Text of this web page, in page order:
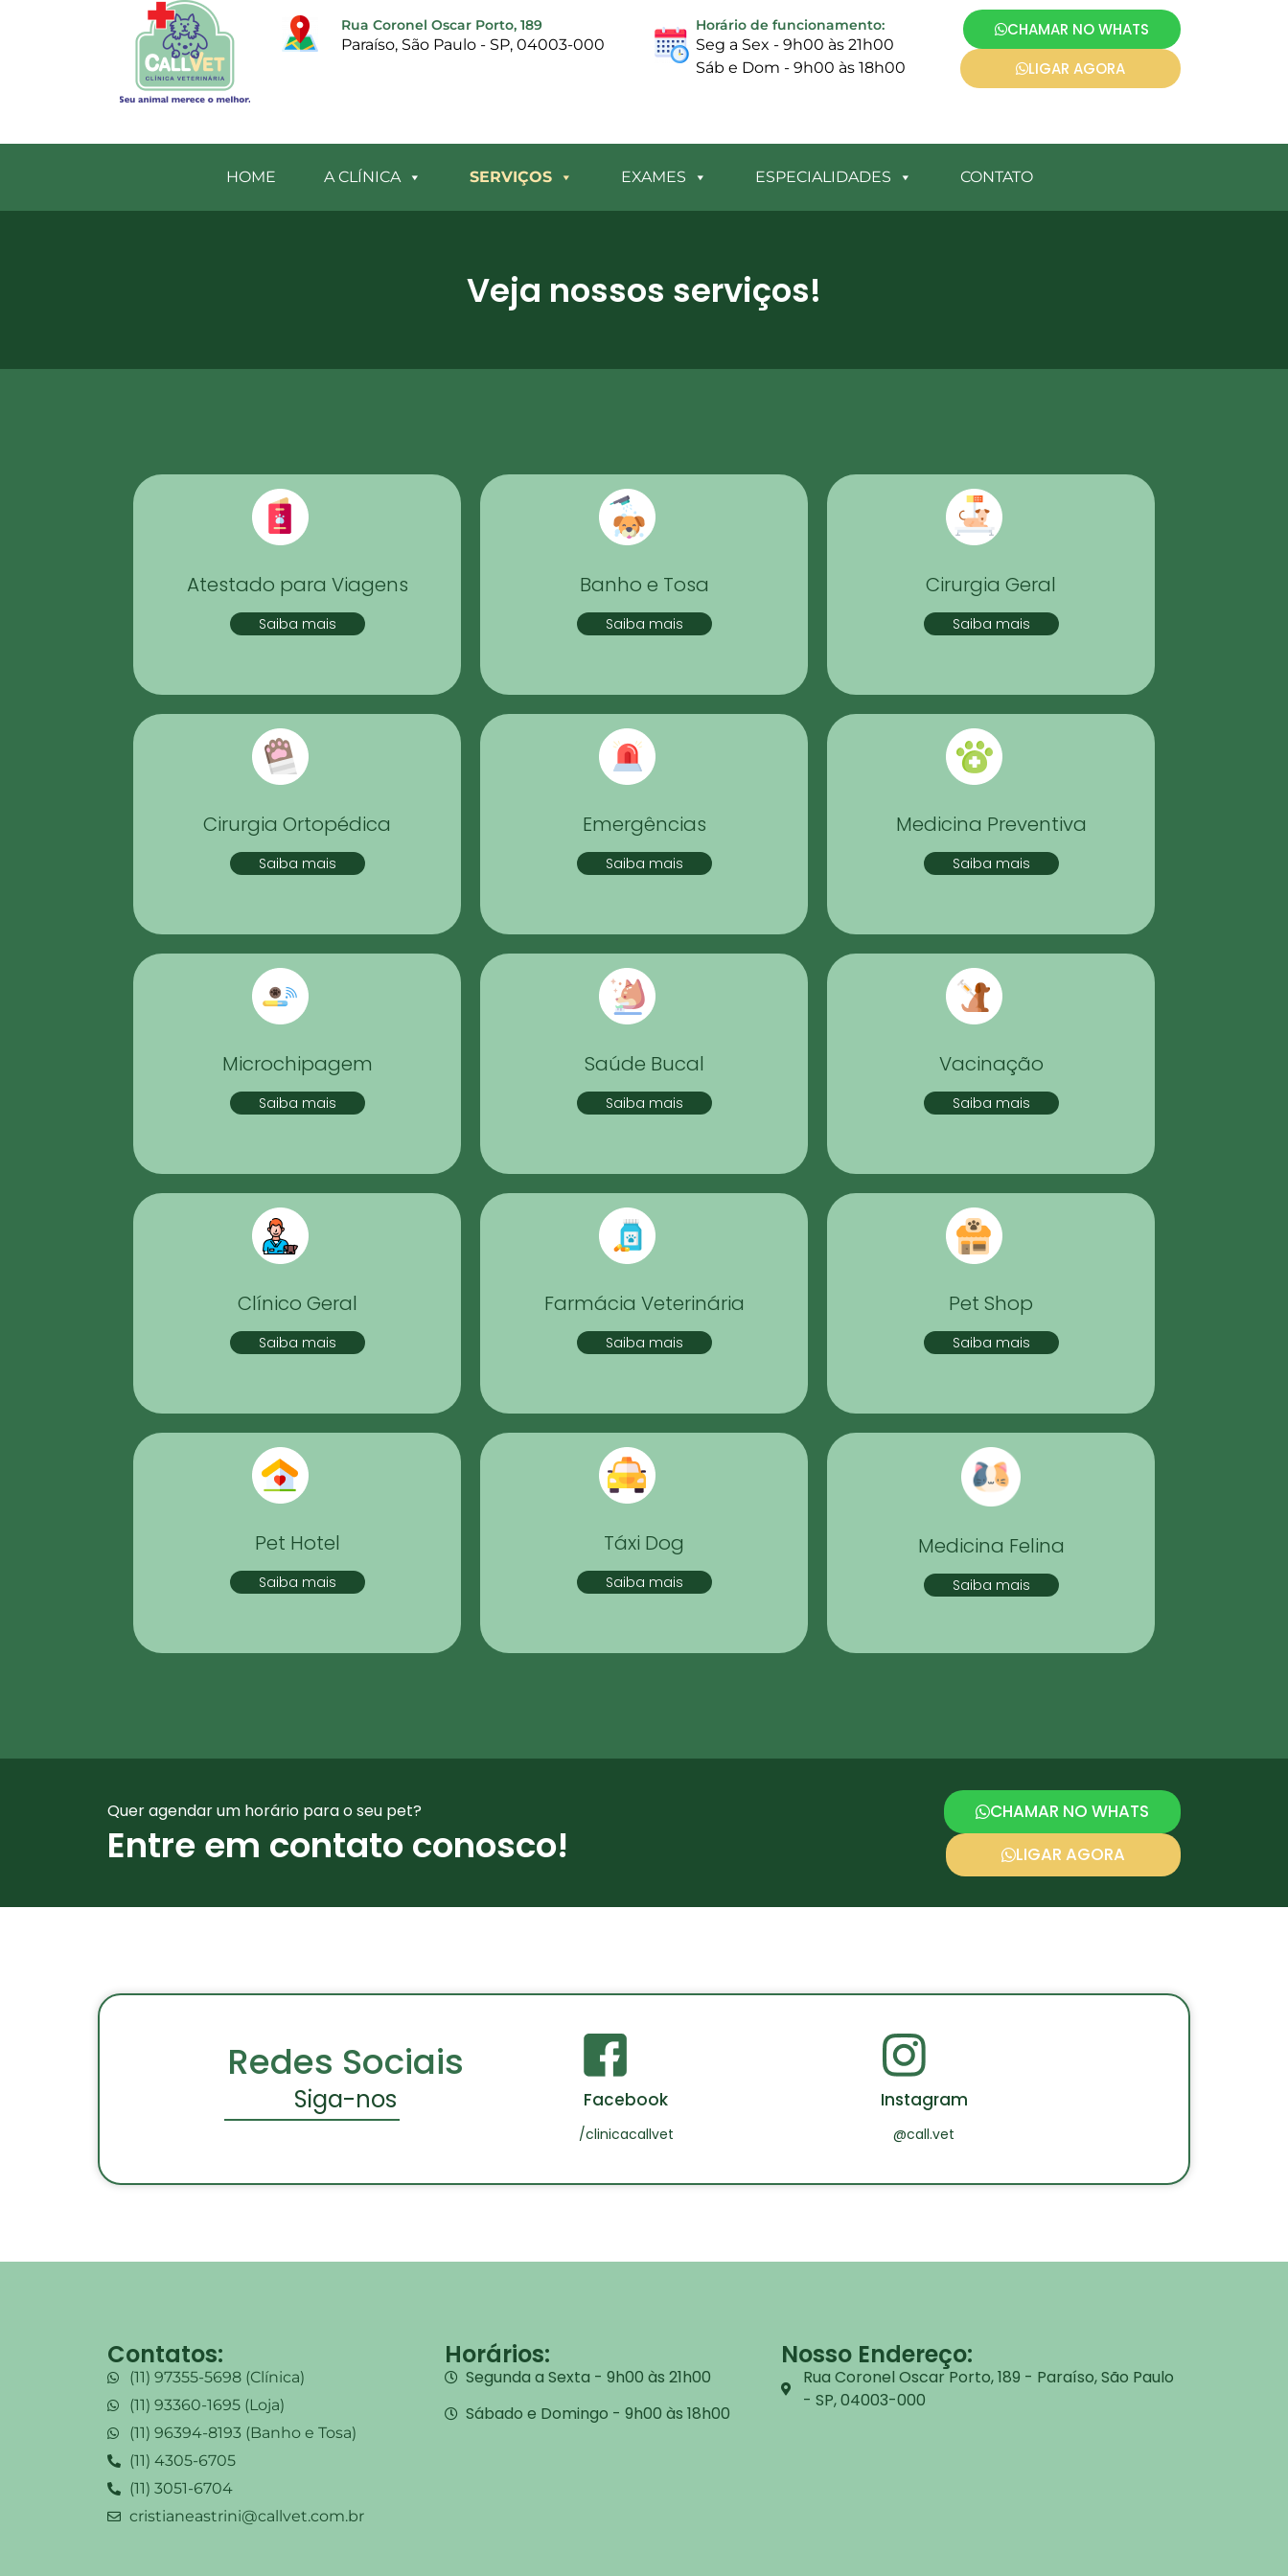
Rua Coronel Oscar Porto, 189
Paraíso, São Paulo - SP, 04003-000
Horário de funcionamento:
Seg a Sex - 9h00 às 21h00
Sáb e Dom - 9h00 às 18h00
CHAMAR NO WHATS
LIGAR AGORA
HOME A CLÍNICA SERVIÇOS EXAMES ESPECIALIDADES CONTATO
Veja nossos serviços!
Atestado para Viagens
Saiba mais
Banho e Tosa
Saiba mais
Cirurgia Geral
Saiba mais
Cirurgia Ortopédica
Saiba mais
Emergências
Saiba mais
Medicina Preventiva
Saiba mais
Microchipagem
Saiba mais
Saúde Bucal
Saiba mais
Vacinação
Saiba mais
Clínico Geral
Saiba mais
Farmácia Veterinária
Saiba mais
Pet Shop
Saiba mais
Pet Hotel
Saiba mais
Táxi Dog
Saiba mais
Medicina Felina
Saiba mais
Quer agendar um horário para o seu pet?
Entre em contato conosco!
CHAMAR NO WHATS
LIGAR AGORA
Redes Sociais
Siga-nos Facebook
/clinicacallvet
Instagram
@call.vet
Contatos:
(11) 97355-5698 (Clínica)
(11) 93360-1695 (Loja)
(11) 96394-8193 (Banho e Tosa)
(11) 4305-6705
(11) 3051-6704
cristianeastrini@callvet.com.br
Horários:
Segunda a Sexta - 9h00 às 21h00
Sábado e Domingo - 9h00 às 18h00
Nosso Endereço:
Rua Coronel Oscar Porto, 189 - Paraíso, São Paulo
- SP, 04003-000